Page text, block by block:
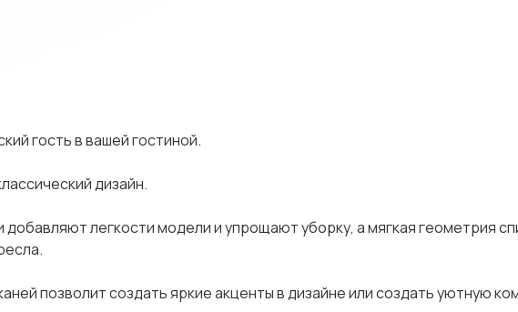
гость в вашей гостиной.
дизайн.
легкости модели и упрощают уборку, а мягкая геометрия
позволит создать яркие акценты в дизайне или создать уютную